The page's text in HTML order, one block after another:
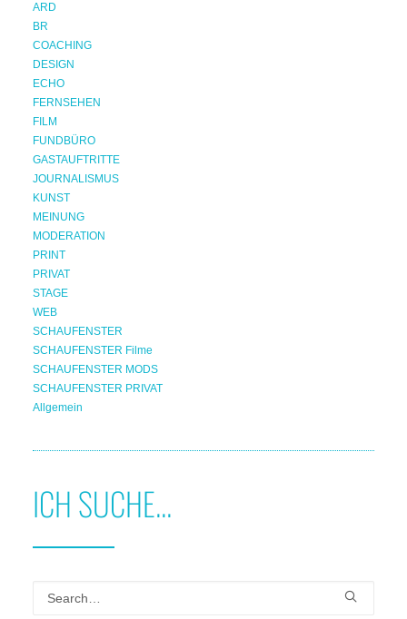
ARD
BR
COACHING
DESIGN
ECHO
FERNSEHEN
FILM
FUNDBÜRO
GASTAUFTRITTE
JOURNALISMUS
KUNST
MEINUNG
MODERATION
PRINT
PRIVAT
STAGE
WEB
SCHAUFENSTER
SCHAUFENSTER Filme
SCHAUFENSTER MODS
SCHAUFENSTER PRIVAT
Allgemein
ICH SUCHE...